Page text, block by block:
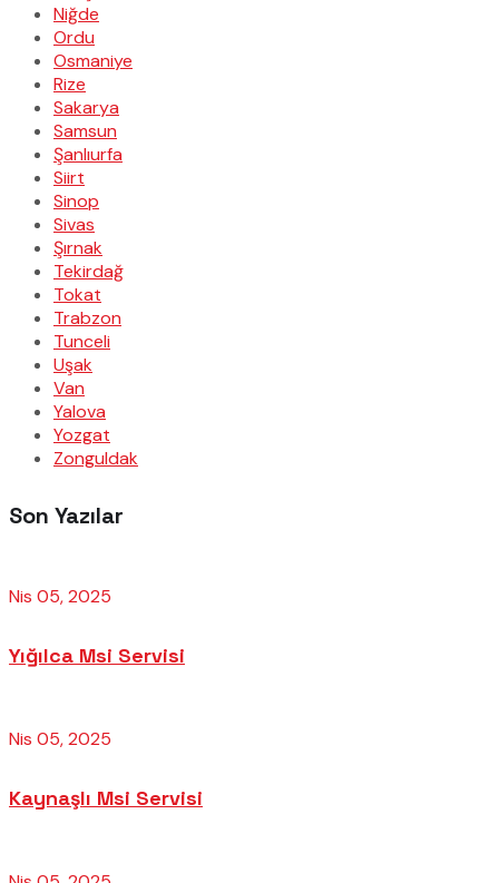
Niğde
Ordu
Osmaniye
Rize
Sakarya
Samsun
Şanlıurfa
Siirt
Sinop
Sivas
Şırnak
Tekirdağ
Tokat
Trabzon
Tunceli
Uşak
Van
Yalova
Yozgat
Zonguldak
Son Yazılar
Nis 05, 2025
Yığılca Msi Servisi
Nis 05, 2025
Kaynaşlı Msi Servisi